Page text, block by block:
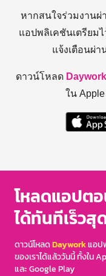
หากสนใจร่วมงานผ่
แอปพลิเคชันเตรียม
แจ้งเตือนผ่
ดาวน์โหลด Daywork
ใน
โหลดแอปต
ได้ทันทีเร็วสุ
ดาวน์โหลดDayworkแอป
ของเราได้แล้ววันนี้ ทั้งใน
และ Google Play